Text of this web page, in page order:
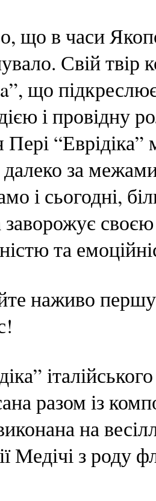
що в часи
Свій твір
що
і провідну
“Еврідіка”
далеко за
і сьогодні,
заворожує
та
наживо першу
разом із
на
Медічі з роду